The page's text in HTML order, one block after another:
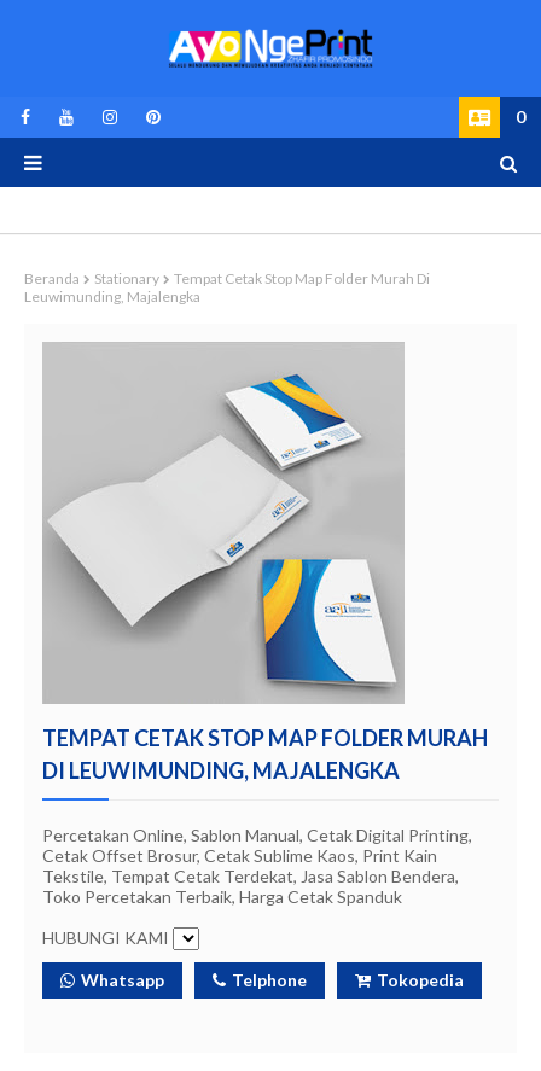
0
Beranda Stationary
Tempat Cetak Stop Map Folder Murah Di
Leuwimunding, Majalengka
TEMPAT CETAK STOP MAP FOLDER MURAH
DI LEUWIMUNDING, MAJALENGKA
Percetakan Online, Sablon Manual, Cetak Digital Printing,
Cetak Offset Brosur, Cetak Sublime Kaos, Print Kain
Tekstile, Tempat Cetak Terdekat, Jasa Sablon Bendera,
Toko Percetakan Terbaik, Harga Cetak Spanduk
HUBUNGI KAMI
Whatsapp Telphone Tokopedia